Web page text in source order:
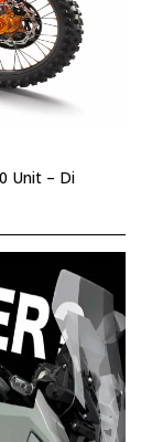
Unit – Di